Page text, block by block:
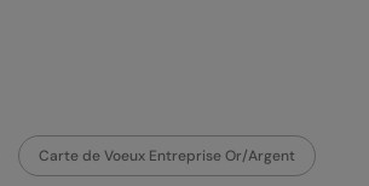
Carte de Voeux Entreprise Or/Argent